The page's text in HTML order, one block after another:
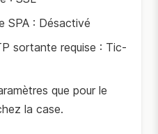
SPA : Désactivé
sortante requise : Tic-
que pour le
la case.